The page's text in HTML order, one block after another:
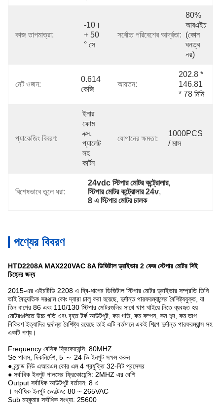
কাজ তাপমাত্রা:
-10।
+ 50
° সে
সর্বোচ্চ পরিবেশের আর্দ্রতা:
80%
আরএইচ
(কোন
ঘনত্ব
নয়)
নেট ওজন:
0.614
কেজি
আয়তন:
202.8 *
146.81
* 78 মিমি
প্যাকেজিং বিবরণ:
ইনার
ফোম
বক্স,
প্যালেট
সহ
কার্টন
যোগানের ক্ষমতা:
1000PCS
/ মাস
বিশেষভাবে তুলে ধরা:
24vdc স্টিপার মোটর কন্ট্রোলার,
স্টিপার মোটর কন্ট্রোলার 24v,
8 এ স্টিপার মোটর চালক
পণ্যের বিবরণ
HTD2208A MAX220VAC 8A ডিজিটাল ড্রাইভার 2 ফেজ স্টেপার মোটর সিই
চিহ্নের জন্য
2015-এর এইচটিডি 2208 এ দ্বি-ধাপের ডিজিটাল স্টিপার মোটর ড্রাইভার সম্প্রতি তিনি
তাই বৈদ্যুতিক সরঞ্জাম কোং দ্বারা চালু করা হয়েছে, দুর্দান্ত পারফরম্যান্সের বৈশিষ্ট্যযুক্ত, যা
তিন ধাপের 86 এবং 110/130 স্টিপার মোটরগুলির সাথে খাপ খাইয়ে নিতে ব্যবহৃত হয়
মোটরগুলিতে উচ্চ গতি এবং বৃহত টর্ক আউটপুট, কম গতি, কম কম্পন, কম শব্দ, কম তাপ
বিকিরণ ইত্যাদির দুর্দান্ত বৈশিষ্ট্য রয়েছে তাই এটি বর্তমানে একই শিল্পে দুর্দান্ত পারফরম্যান্স সহ
একটি পণ্য।
Frequency বেসিক ফ্রিকোয়েন্সি: 80MHZ
Se পালস, দিকনির্দেশ, 5 ～ 24 ভি ইনপুট সক্ষম করুন
● ব্র্যান্ড নিউ এআরএম কোর এম 4 প্রযুক্তি 32-বিট প্রসেসর
● সর্বাধিক ইনপুট পালসের ফ্রিকোয়েন্সি: 2MHZ এর বেশি
Output সর্বাধিক আউটপুট বর্তমান: 8 এ
। সর্বাধিক ইনপুট ভোল্টেজ: 80 ~ 265VAC
Sub মহকুমার সর্বাধিক সংখ্যা: 25600